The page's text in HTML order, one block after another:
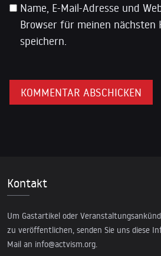
Name, E-Mail-Adresse und
Browser für meinen nächsten
speichern.
Kontakt
Um Gastartikel oder
zu veröffentlichen, senden Sie uns diese
Mail an info@actvism.org.